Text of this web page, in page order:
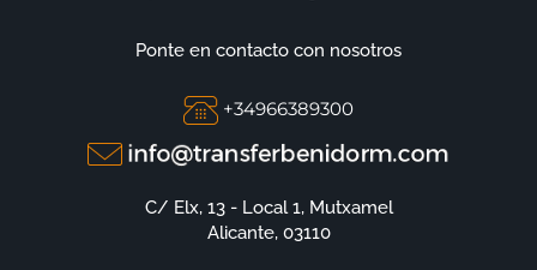
Ponte en contacto con nosotros
+34966389300
C/ Elx, 13 - Local 1, Mutxamel
Alicante, 03110